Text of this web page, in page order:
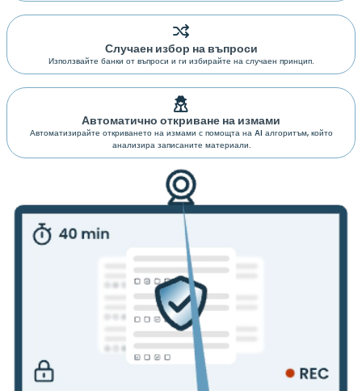
Случаен избор на въпроси
Използвайте банки от въпроси и ги избирайте на случаен принцип.
Автоматично откриване на измами
Автоматизирайте откриването на измами с помощта на AI алгоритъм, който
анализира записаните материали.